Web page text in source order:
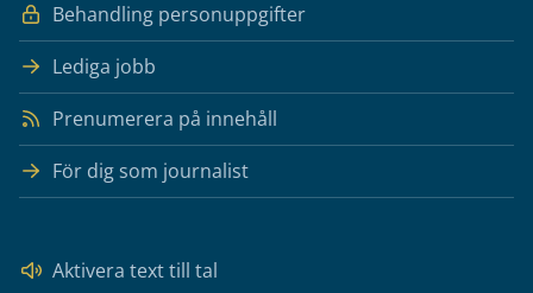
Behandling personuppgifter
Lediga jobb
Prenumerera på innehåll
För dig som journalist
Aktivera text till tal